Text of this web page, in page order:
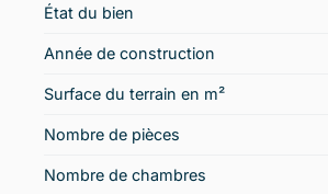
État du bien
Année de construction
Surface du terrain en m²
Nombre de pièces
Nombre de chambres